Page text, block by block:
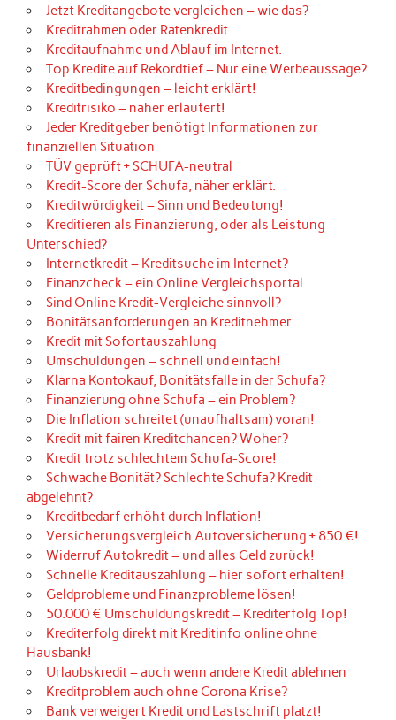
Jetzt Kreditangebote vergleichen – wie das?
Kreditrahmen oder Ratenkredit
Kreditaufnahme und Ablauf im Internet.
Top Kredite auf Rekordtief – Nur eine Werbeaussage?
Kreditbedingungen – leicht erklärt!
Kreditrisiko – näher erläutert!
Jeder Kreditgeber benötigt Informationen zur
finanziellen Situation
TÜV geprüft + SCHUFA-neutral
Kredit-Score der Schufa, näher erklärt.
Kreditwürdigkeit – Sinn und Bedeutung!
Kreditieren als Finanzierung, oder als Leistung –
Unterschied?
Internetkredit – Kreditsuche im Internet?
Finanzcheck – ein Online Vergleichsportal
Sind Online Kredit-Vergleiche sinnvoll?
Bonitätsanforderungen an Kreditnehmer
Kredit mit Sofortauszahlung
Umschuldungen – schnell und einfach!
Klarna Kontokauf, Bonitätsfalle in der Schufa?
Finanzierung ohne Schufa – ein Problem?
Die Inflation schreitet (unaufhaltsam) voran!
Kredit mit fairen Kreditchancen? Woher?
Kredit trotz schlechtem Schufa-Score!
Schwache Bonität? Schlechte Schufa? Kredit
abgelehnt?
Kreditbedarf erhöht durch Inflation!
Versicherungsvergleich Autoversicherung + 850 €!
Widerruf Autokredit – und alles Geld zurück!
Schnelle Kreditauszahlung – hier sofort erhalten!
Geldprobleme und Finanzprobleme lösen!
50.000 € Umschuldungskredit – Krediterfolg Top!
Krediterfolg direkt mit Kreditinfo online ohne
Hausbank!
Urlaubskredit – auch wenn andere Kredit ablehnen
Kreditproblem auch ohne Corona Krise?
Bank verweigert Kredit und Lastschrift platzt!